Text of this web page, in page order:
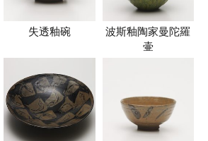
失透釉碗
波斯釉陶家曼陀羅
壷